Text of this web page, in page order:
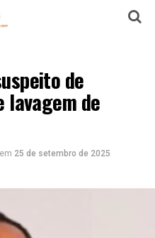
de
de
em 25 de setembro de 2025